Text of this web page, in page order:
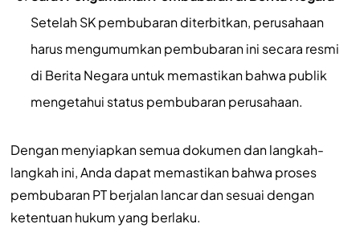
Setelah SK pembubaran diterbitkan, perusahaan
harus mengumumkan pembubaran ini secara resmi
di Berita Negara untuk memastikan bahwa publik
mengetahui status pembubaran perusahaan.
Dengan menyiapkan semua dokumen dan langkah-
langkah ini, Anda dapat memastikan bahwa proses
pembubaran PT berjalan lancar dan sesuai dengan
ketentuan hukum yang berlaku.